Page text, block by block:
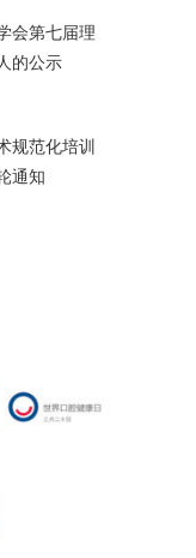
会第七届理
的公示
规范化培训
通知